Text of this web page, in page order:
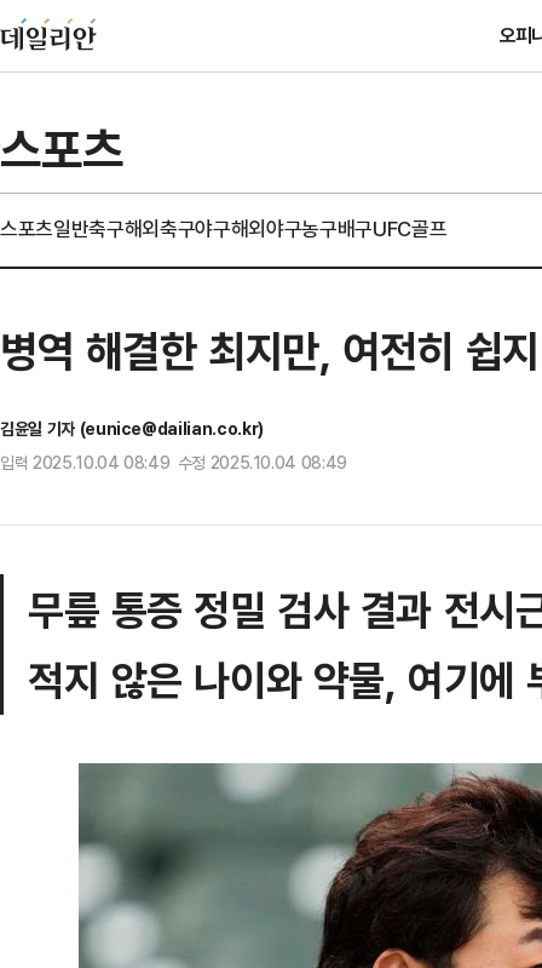
오피
스포츠
스포츠일반축구해외축구야구해외야구농구배구UFC골프
병역 해결한 최지만, 여전히 쉽
김윤일 기자 (eunice@dailian.co.kr)
입력 2025.10.04 08:49 수정 2025.10.04 08:49
무릎 통증 정밀 검사 결과 전시
적지 않은 나이와 약물, 여기에